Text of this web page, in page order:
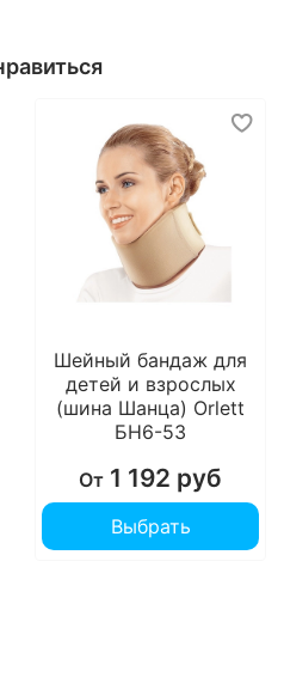
Шейный бандаж для
детей и взрослых
(шина Шанца) Orlett
БН6-53
От 1 192 руб
Выбрать